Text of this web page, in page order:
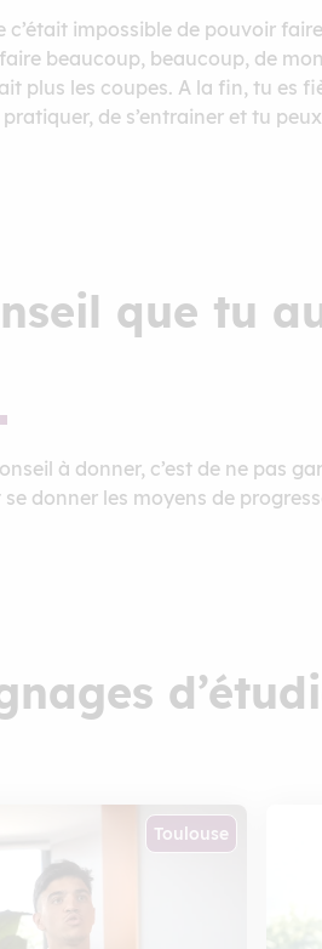
c’était impossible de pouvoir
beaucoup, beaucoup, de
plus les coupes. A la fin, tu es
de s’entrainer et tu
que tu
à donner, c’est de ne pas
donner les moyens de
Toulouse